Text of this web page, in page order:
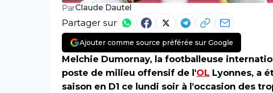
ParClaude Dautel
Partager sur
Ajouter comme source préférée sur Google
Melchie Dumornay, la footballeuse
poste de milieu offensif de l'OL Lyonnes, a
saison en D1 ce lundi soir à l'occasion des